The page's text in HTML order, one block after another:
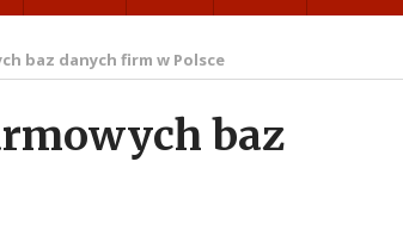
baz danych firm w Polsce
baz